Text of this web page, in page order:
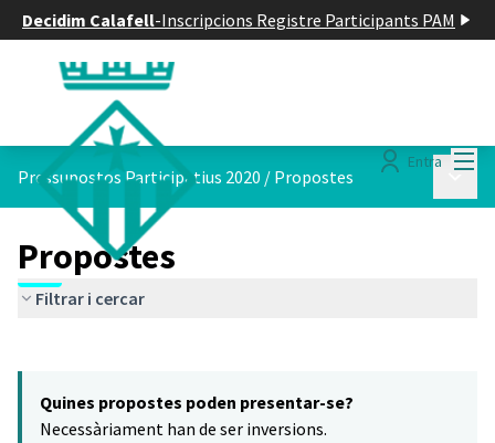
Decidim Calafell-Inscripcions Registre Participants PAM
Entra
Pressupostos Participatius 2020 / Propostes
Propostes
Filtrar i cercar
−
Quines propostes poden presentar-se?
Necessàriament han de ser inversions.